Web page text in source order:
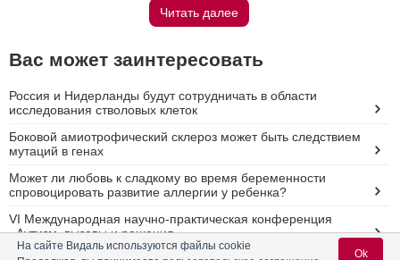
Читать далее
Вас может заинтересовать
Россия и Нидерланды будут сотрудничать в области
исследования стволовых клеток
Боковой амиотрофический склероз может быть следствием
мутаций в генах
Может ли любовь к сладкому во время беременности
спровоцировать развитие аллергии у ребенка?
VI Международная научно-практическая конференция
«Аутизм. вызовы и решения»
На сайте Видаль используются файлы cookie
Ok